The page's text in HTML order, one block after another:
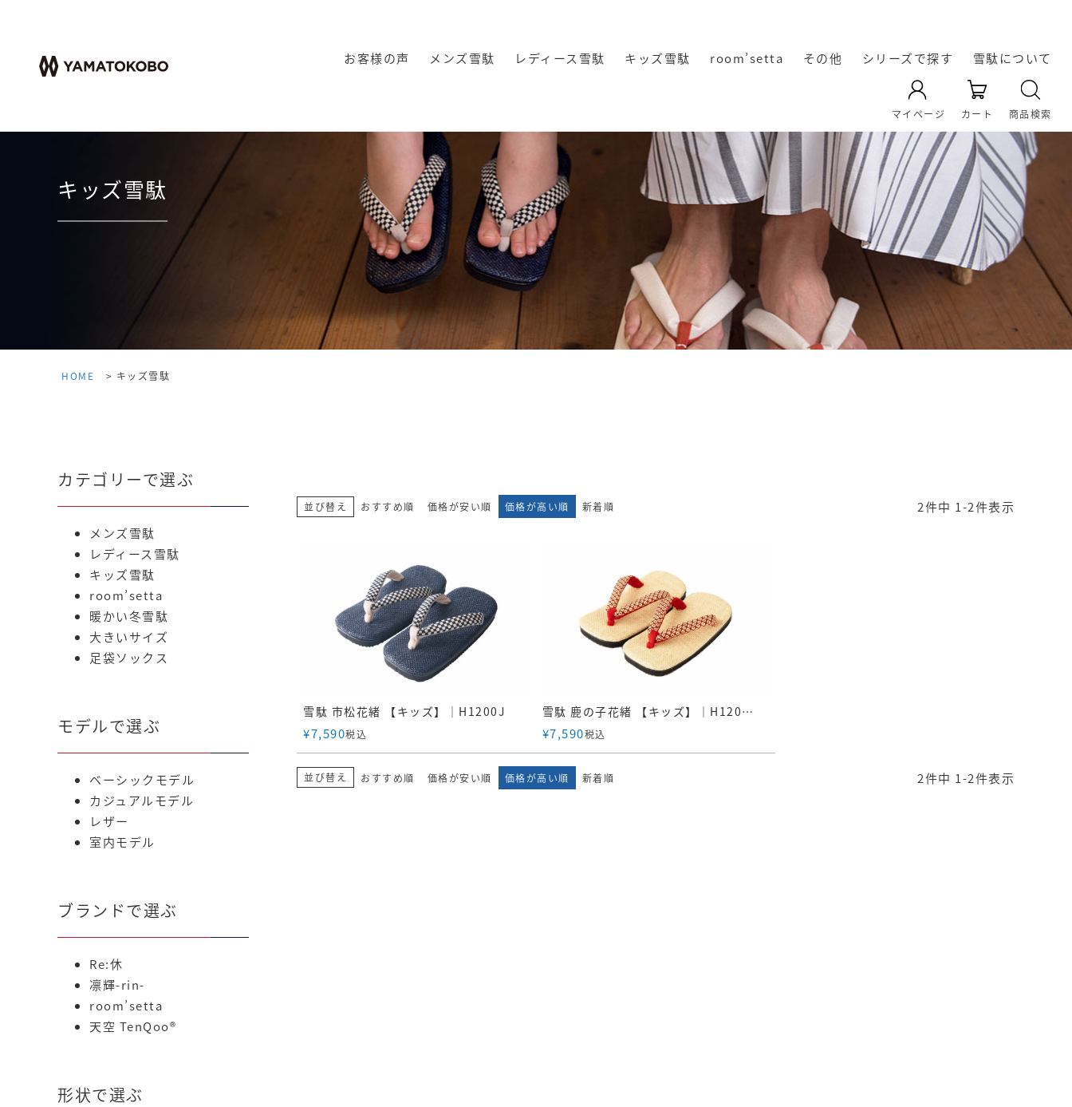
お客様の声 メンズ雪駄 レディース雪駄 キッズ雪駄 room’setta その他 シリーズで探す
Re:休
Rekyu
凛輝-rin-
レザー雪駄
暖かい冬雪駄
YAMATO KOBO -cross-
天空 TenQoo®
雪駄について
奈良の雪
駄
雪駄の起
源
雪駄の生
産
オリジナ
ル雪駄
雪駄の履
き方・選
び方
雪駄の素
材｜い草
の効能に
ついて
雪駄の素
材｜雪
駄・い草
雪駄のお
手入れ方
マイページ カート 商品検索
キッズ雪駄
HOME キッズ雪駄
並び替え おすすめ順 価格が安い順 価格が高い順 新着順 2件中 1 -2件表示
雪駄 市松花緒 【キッズ】｜H1200J
¥7,590税込
雪駄 鹿の子花緒 【キッズ】｜H1201J 生成
¥7,590税込
並び替え おすすめ順 価格が安い順 価格が高い順 新着順 2件中 1 -2件表示
カテゴリーで選ぶ
メンズ雪駄
レディース雪駄
キッズ雪駄
room’setta
暖かい冬雪駄
大きいサイズ
足袋ソックス
モデルで選ぶ
ベーシックモデル
カジュアルモデル
レザー
室内モデル
ブランドで選ぶ
Re:休
凛輝-rin-
room’setta
天空 TenQoo®
形状で選ぶ